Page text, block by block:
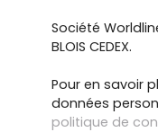
Société
BLOIS CEDEX.
Pour en savoir
données
politique de